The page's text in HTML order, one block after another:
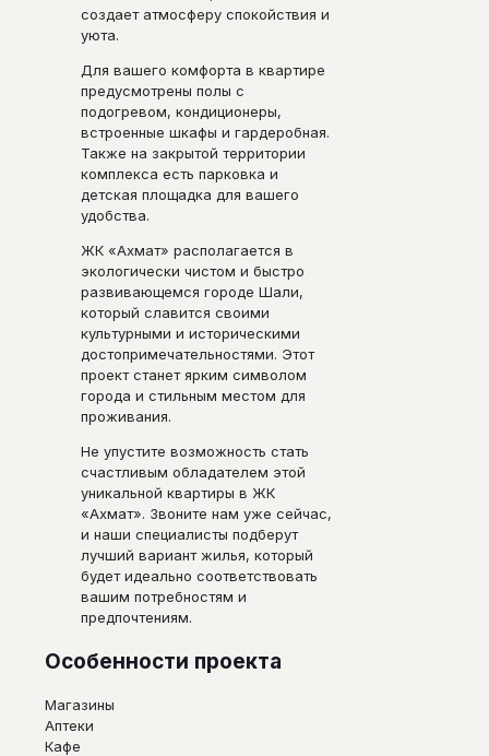
создает атмосферу спокойствия и
уюта.
Для вашего комфорта в квартире
предусмотрены полы с
подогревом, кондиционеры,
встроенные шкафы и гардеробная.
Также на закрытой территории
комплекса есть парковка и
детская площадка для вашего
удобства.
ЖК «Ахмат» располагается в
экологически чистом и быстро
развивающемся городе Шали,
который славится своими
культурными и историческими
достопримечательностями. Этот
проект станет ярким символом
города и стильным местом для
проживания.
Не упустите возможность стать
счастливым обладателем этой
уникальной квартиры в ЖК
«Ахмат». Звоните нам уже сейчас,
и наши специалисты подберут
лучший вариант жилья, который
будет идеально соответствовать
вашим потребностям и
предпочтениям.
Особенности проекта
Магазины
Аптеки
Кафе